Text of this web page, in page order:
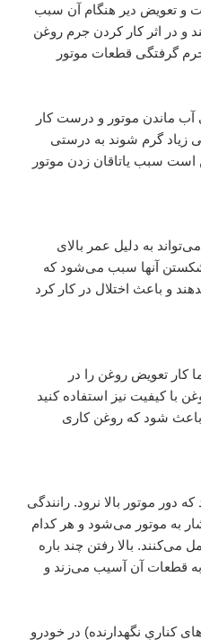
و تعویض دیر هنگام آن سبب
در اثر کار کردن جرم روغن
گرفتگی قطعات موتور
آب ماندن موتور و درست کار
زیاد گرم شوند به درستی
سبب یاتاقان زدن موتور
به دلیل عمر بالای
شکستن آنها سبب می‌شود که
و باعث اختلال در کار کرد
تعویض روغن را در
با کیفیت نیز استفاده کنید
باعث شود که روغن کاری
دور موتور بالا نرود. رانندگی
به موتور می‌شود و هر کدام
می‌کنند. بالا رفتن چند باره
قطعات آن آسیب می‌زند و
یاتاقان‌های کناریِ نگهدارنده) در خودرو